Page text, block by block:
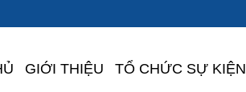
GIỚI THIỆU TỔ CHỨC SỰ KIỆN